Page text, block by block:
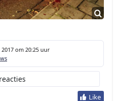
om 20:25 uur